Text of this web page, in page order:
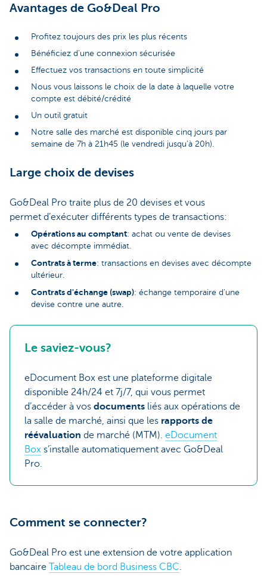
Avantages de Go&Deal Pro
Profitez toujours des prix les plus récents
Bénéficiez d’une connexion sécurisée
Effectuez vos transactions en toute simplicité
Nous vous laissons le choix de la date à laquelle votre
compte est débité/crédité
Un outil gratuit
Notre salle des marché est disponible cinq jours par
semaine de 7h à 21h45 (le vendredi jusqu'à 20h).
Large choix de devises
Go&Deal Pro traite plus de 20 devises et vous
permet d’exécuter différents types de transactions:
Opérations au comptant: achat ou vente de devises
avec décompte immédiat.
Contrats à terme: transactions en devises avec décompte
ultérieur.
Contrats d'échange (swap): échange temporaire d'une
devise contre une autre.
Le saviez-vous?
eDocument Box est une plateforme digitale
disponible 24h/24 et 7j/7, qui vous permet
d’accéder à vos documents liés aux opérations de
la salle de marché, ainsi que les rapports de
réévaluation de marché (MTM). eDocument
Box s’installe automatiquement avec Go&Deal
Pro.
Comment se connecter?
Go&Deal Pro est une extension de votre application
bancaire Tableau de bord Business CBC.